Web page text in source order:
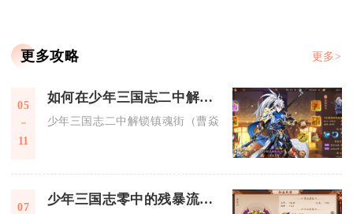
更多攻略 更多>
05
11
如何在少年三国志二中解锁镇魂街时装
少年三国志二中解锁镇魂街（曹焱兵）时装，核心是参与联
07 少年三国志零中的残暴流有哪些技巧和策略